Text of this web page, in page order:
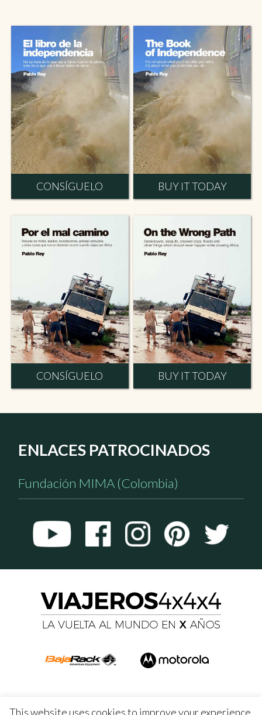
CONSÍGUELO BUY IT TODAY
CONSÍGUELO BUY IT TODAY
ENLACES PATROCINADOS
Fundación MIMA (Colombia)
This website uses cookies to improve your experience.